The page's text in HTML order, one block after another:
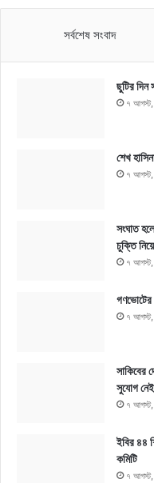
সর্বশেষ সংবাদ
ছুটির
৭
শেখ
৭
সংঘাত
চুক্তি
৭
গণভোটের
৭
সাকিবের
সুযোগ
৭
ইবির ৪৪
কমিটি
৭